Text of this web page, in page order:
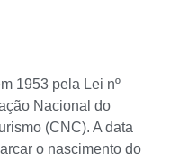
1953 pela Lei nº
Nacional do
(CNC). A data
o nascimento do